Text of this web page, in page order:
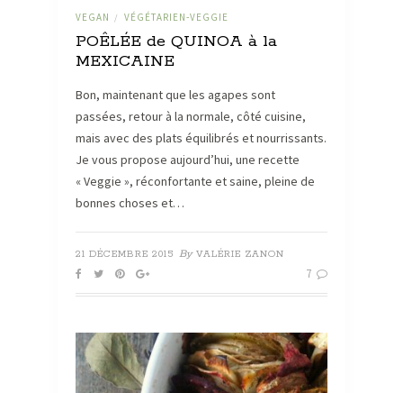
VEGAN / VÉGÉTARIEN-VEGGIE
POÊLÉE de QUINOA à la
MEXICAINE
Bon, maintenant que les agapes sont
passées, retour à la normale, côté cuisine,
mais avec des plats équilibrés et nourrissants.
Je vous propose aujourd’hui, une recette
« Veggie », réconfortante et saine, pleine de
bonnes choses et…
21 DÉCEMBRE 2015 By VALÉRIE ZANON
7